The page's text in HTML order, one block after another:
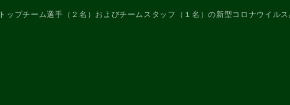
トップチーム選手（２名）およびチームスタッフ（１名）の新型コロナウイル